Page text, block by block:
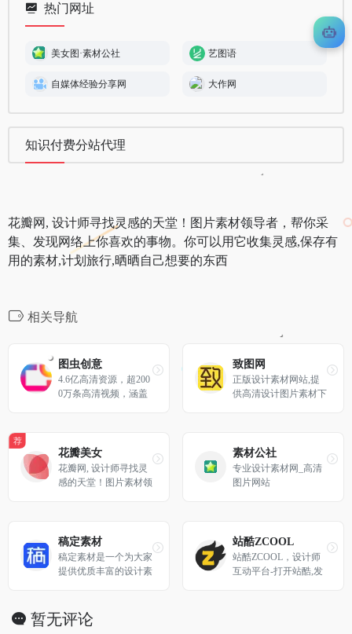
热门网址
美女图·素材公社 艺图语
自媒体经验分享网 大作网
知识付费分站代理
花瓣网, 设计师寻找灵感的天堂！图片素材领导者，帮你采
集、发现网络上你喜欢的事物。你可以用它收集灵感,保存有
用的素材,计划旅行,晒晒自己想要的东西
相关导航
图虫创意
4.6亿高清资源，超200
0万条高清视频，涵盖
计、新媒体、广告等行
业从业者提供安全的正
版视觉解决方案。提供
材、PPT模板、插画绘
画、网站设计素材、网
页图标icon的下载服务
致图网
正版设计素材网站,提
供高清设计图片素材下
荐
花瓣美女
花瓣网, 设计师寻找灵
感的天堂！图片素材领
保存有用的素材,计划
旅行,晒晒自己想要的
东西
素材公社
专业设计素材网_高清
图片网站
稿定素材
稿定素材是一个为大家
提供优质丰富的设计素
背景素材等等，最全最
热门的设计素材应有尽
站酷ZCOOL
站酷ZCOOL，设计师
互动平台-打开站酷,发
暂无评论